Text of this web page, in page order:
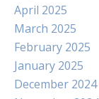
April 2025
March 2025
February 2025
January 2025
December 2024